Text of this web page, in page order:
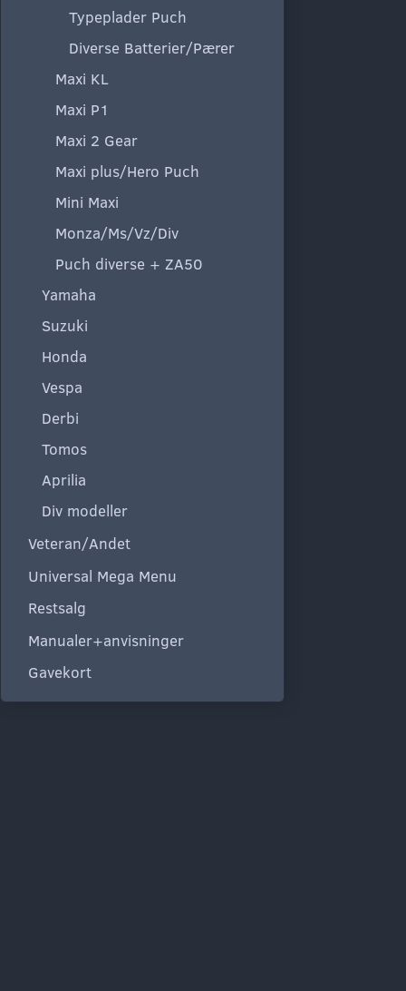
Typeplader Puch
Diverse Batterier/Pærer
Maxi KL
Maxi P1
Maxi 2 Gear
Maxi plus/Hero Puch
Mini Maxi
Monza/Ms/Vz/Div
Puch diverse + ZA50
Yamaha
Suzuki
Honda
Vespa
Derbi
Tomos
Aprilia
Div modeller
Veteran/Andet
Universal Mega Menu
Restsalg
Manualer+anvisninger
Gavekort